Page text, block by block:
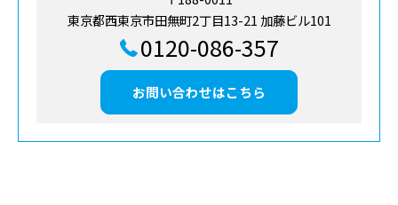
東京都西東京市田無町2丁目13-21 加藤ビル101
0120-086-357
お問い合わせはこちら